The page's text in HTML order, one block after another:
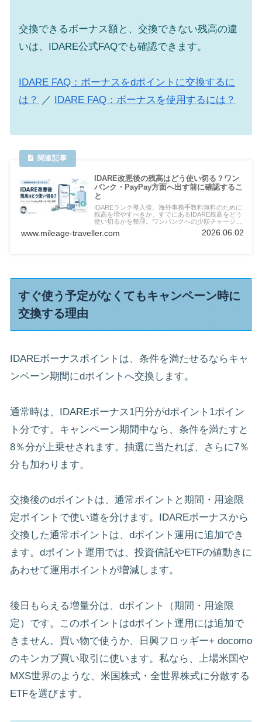
交換できるボーナス額と、交換できない残高の違
いは、IDARE公式FAQでも確認できます。
IDARE FAQ：ボーナスをdポイントに交換するに
は？
／ IDARE FAQ：ボーナスを使用するには？
IDARE改悪後の残高はどう使い切る？ワン
バンク・PayPay方面へ出す前に確認するこ
と
IDAREランク導入後、海外事務手数料無料のために
残高を増やすべきか、すでにあるIDARE残高をどう
使い切るかを整理。ワンバンクへの少額チャージ、
PayPay方面への出口、海外旅行でクレジットカー
ドに残す支払いを解説します。
www.mileage-traveller.com 2026.06.02
すぐ使う予定がなくてもキャンペーン時に
交換する理由
IDAREボーナスポイントは、条件を満たせるならキャ
ンペーン期間にdポイントへ交換します。
通常時は、IDAREボーナス1円分がdポイント1ポイン
ト分です。キャンペーン期間中なら、条件を満たすと
8％分が上乗せされます。抽選に当たれば、さらに7％
分も加わります。
交換後のdポイントは、通常ポイントと期間・用途限
定ポイントで使い道を分けます。IDAREボーナスから
交換した通常ポイントは、dポイント運用に追加でき
ます。dポイント運用では、投資信託やETFの値動きに
あわせて運用ポイントが増減します。
後日もらえる増量分は、dポイント（期間・用途限
定）です。このポイントはdポイント運用には追加で
きません。買い物で使うか、日興フロッギー+ docomo
のキンカブ買い取引に使います。私なら、上場米国や
MXS世界のような、米国株式・全世界株式に分散する
ETFを選びます。